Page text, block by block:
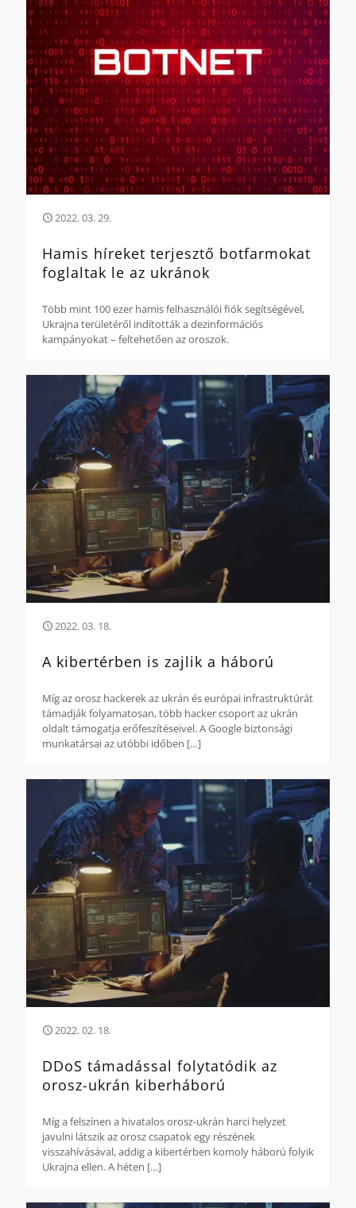
2022. 03. 29.
Hamis híreket terjesztő botfarmokat
foglaltak le az ukránok
Több mint 100 ezer hamis felhasználói fiók segítségével,
Ukrajna területéről indították a dezinformációs
kampányokat – feltehetően az oroszok.
2022. 03. 18.
A kibertérben is zajlik a háború
Míg az orosz hackerek az ukrán és európai infrastruktúrát
támadják folyamatosan, több hacker csoport az ukrán
oldalt támogatja erőfeszítéseivel. A Google biztonsági
munkatársai az utóbbi időben […]
2022. 02. 18.
DDoS támadással folytatódik az
orosz-ukrán kiberháború
Míg a felszínen a hivatalos orosz-ukrán harci helyzet
javulni látszik az orosz csapatok egy részének
visszahívásával, addig a kibertérben komoly háború folyik
Ukrajna ellen. A héten […]